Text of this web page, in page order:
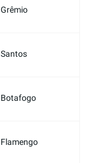
Grêmio
Santos
Botafogo
Flamengo